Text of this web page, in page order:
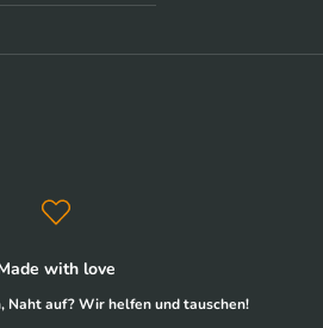
with love
Naht auf? Wir helfen und tauschen!